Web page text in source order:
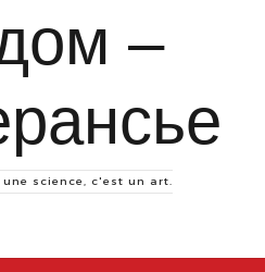
–
science, c'est un art.